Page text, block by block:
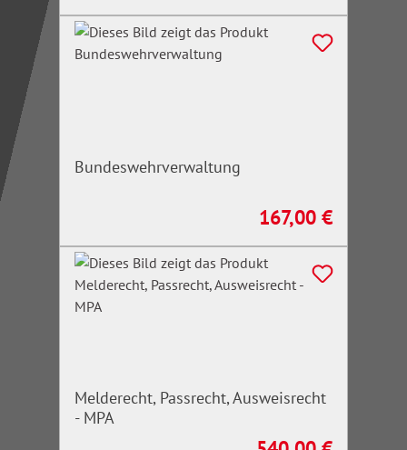
Bundeswehrverwaltung
Regulärer Preis:
167,00 €
Melderecht, Passrecht, Ausweisrecht
- MPA